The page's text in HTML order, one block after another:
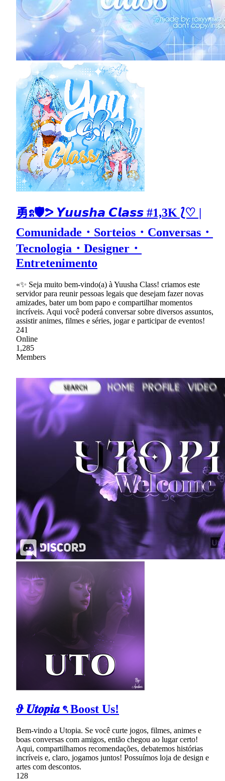
勇ᩡ🛡ᕗ 𝙔𝙪𝙪𝙨𝙝𝙖 𝘾𝙡𝙖𝙨𝙨 #1,3K ⟅♡ |
Comunidade・Sorteios・Conversas・
Tecnologia・Designer・
Entretenimento
«✨ Seja muito bem-vindo(a) à Yuusha Class! criamos este
servidor para reunir pessoas legais que desejam fazer novas
amizades, bater um bom papo e compartilhar momentos
incríveis. Aqui você poderá conversar sobre diversos assuntos,
assistir animes, filmes e séries, jogar e participar de eventos!
241
Online
1,285
Members
𝝑 𝑼𝒕𝒐𝒑𝒊𝒂 ৎ Boost Us!
Bem-vindo a Utopia. Se você curte jogos, filmes, animes e
boas conversas com amigos, então chegou ao lugar certo!
Aqui, compartilhamos recomendações, debatemos histórias
incríveis e, claro, jogamos juntos! Possuímos loja de design e
artes com descontos.
128